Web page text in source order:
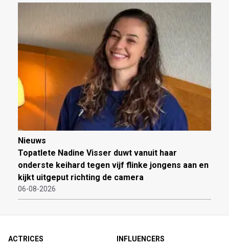
Nieuws
Topatlete Nadine Visser duwt vanuit haar
onderste keihard tegen vijf flinke jongens aan en
kijkt uitgeput richting de camera
06-08-2026
ACTRICES
INFLUENCERS